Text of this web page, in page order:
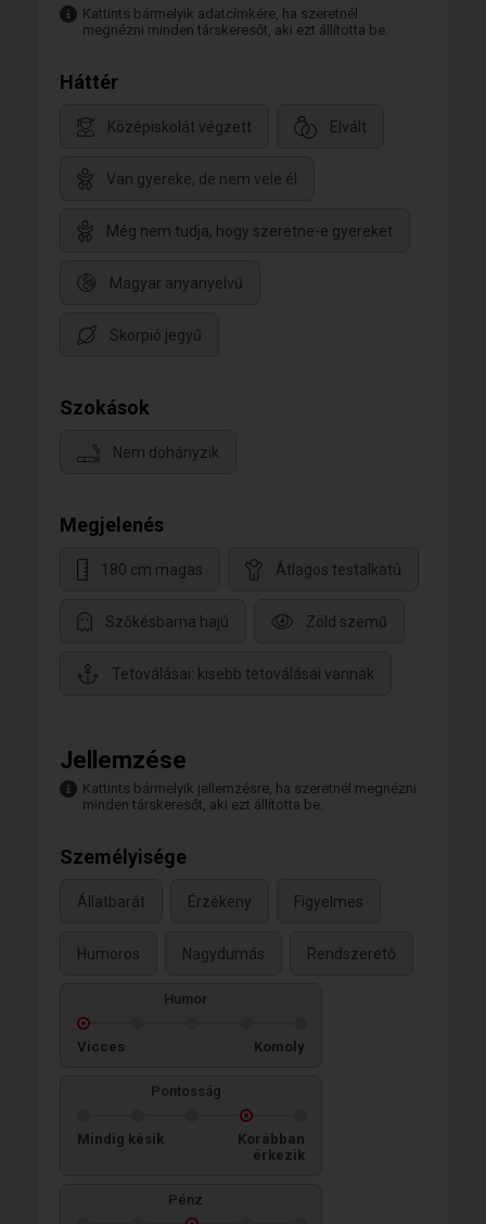
Kattints bármelyik adatcímkére, ha szeretnél
megnézni minden társkeresőt, aki ezt állította be.
Háttér
Középiskolát végzett Elvált
Van gyereke, de nem vele él
Még nem tudja, hogy szeretne-e gyereket
Magyar anyanyelvű
Skorpió jegyű
Szokások
Nem dohányzik
Megjelenés
180 cm magas Átlagos testalkatú
Szőkésbarna hajú Zöld szemű
Tetoválásai: kisebb tetoválásai vannak
Jellemzése
Kattints bármelyik jellemzésre, ha szeretnél megnézni
minden társkeresőt, aki ezt állította be.
Személyisége
Állatbarát Érzékeny Figyelmes
Humoros Nagydumás Rendszerető
Humor
Vicces Komoly
Pontosság
Mindig késik
Korábban
érkezik
Pénz